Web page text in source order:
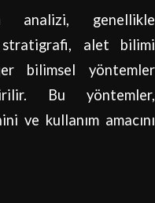
analizi, genellikle
stratigrafi, alet bilimi
bilimsel yöntemler
Bu yöntemler,
ve kullanım amacını